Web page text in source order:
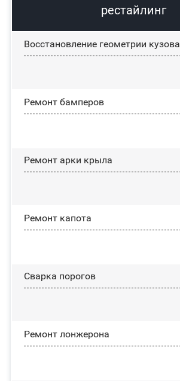
рестайлинг
Восстановление геометрии кузова
Ремонт бамперов
Ремонт арки крыла
Ремонт капота
Сварка порогов
Ремонт лонжерона